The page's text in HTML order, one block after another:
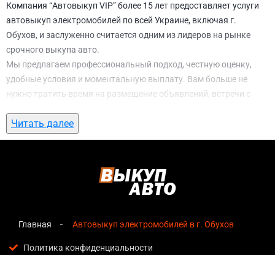
Компания “Автовыкуп VIP” более 15 лет предоставляет услуги
автовыкуп электромобилей по всей Украине, включая г.
Обухов, и заслуженно считается одним из лидеров на рынке
срочного выкупа авто.
Мы предлагаем профессиональный подход, честную оценку,
удобные условия и моментальную выплату. Вам больше не
нужно тратить время на размещение объявлений, встречи с
ожидание. С нами вы можете
Обуховвсего за 1 день.
автовыкуп электромобилей в г. Обухов
озвучивается сразу после обращения, без скрытых
Прозрачные условия— все этапы сделки полностью
Читать далее
Главная Автовыкуп электромобилей в г. Обухов
Политика конфиденциальности